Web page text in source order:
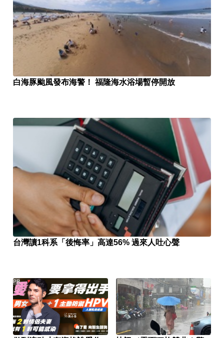
白海豚颱風發布海警！ 福隆海水浴場暫停開放
台灣讀1科系「後悔率」高達56% 過來人吐心聲
PR